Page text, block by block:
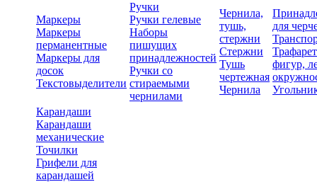
Маркеры
Маркеры
перманентные
Маркеры для
досок
Текстовыделители
Ручки
Ручки гелевые
Наборы
пишущих
принадлежностей
Ручки со
стираемыми
чернилами
Чернила,
тушь,
стержни
Стержни
Тушь
чертежная
Чернила
для
фигур,
Карандаши
Карандаши
механические
Точилки
Грифели для
карандашей